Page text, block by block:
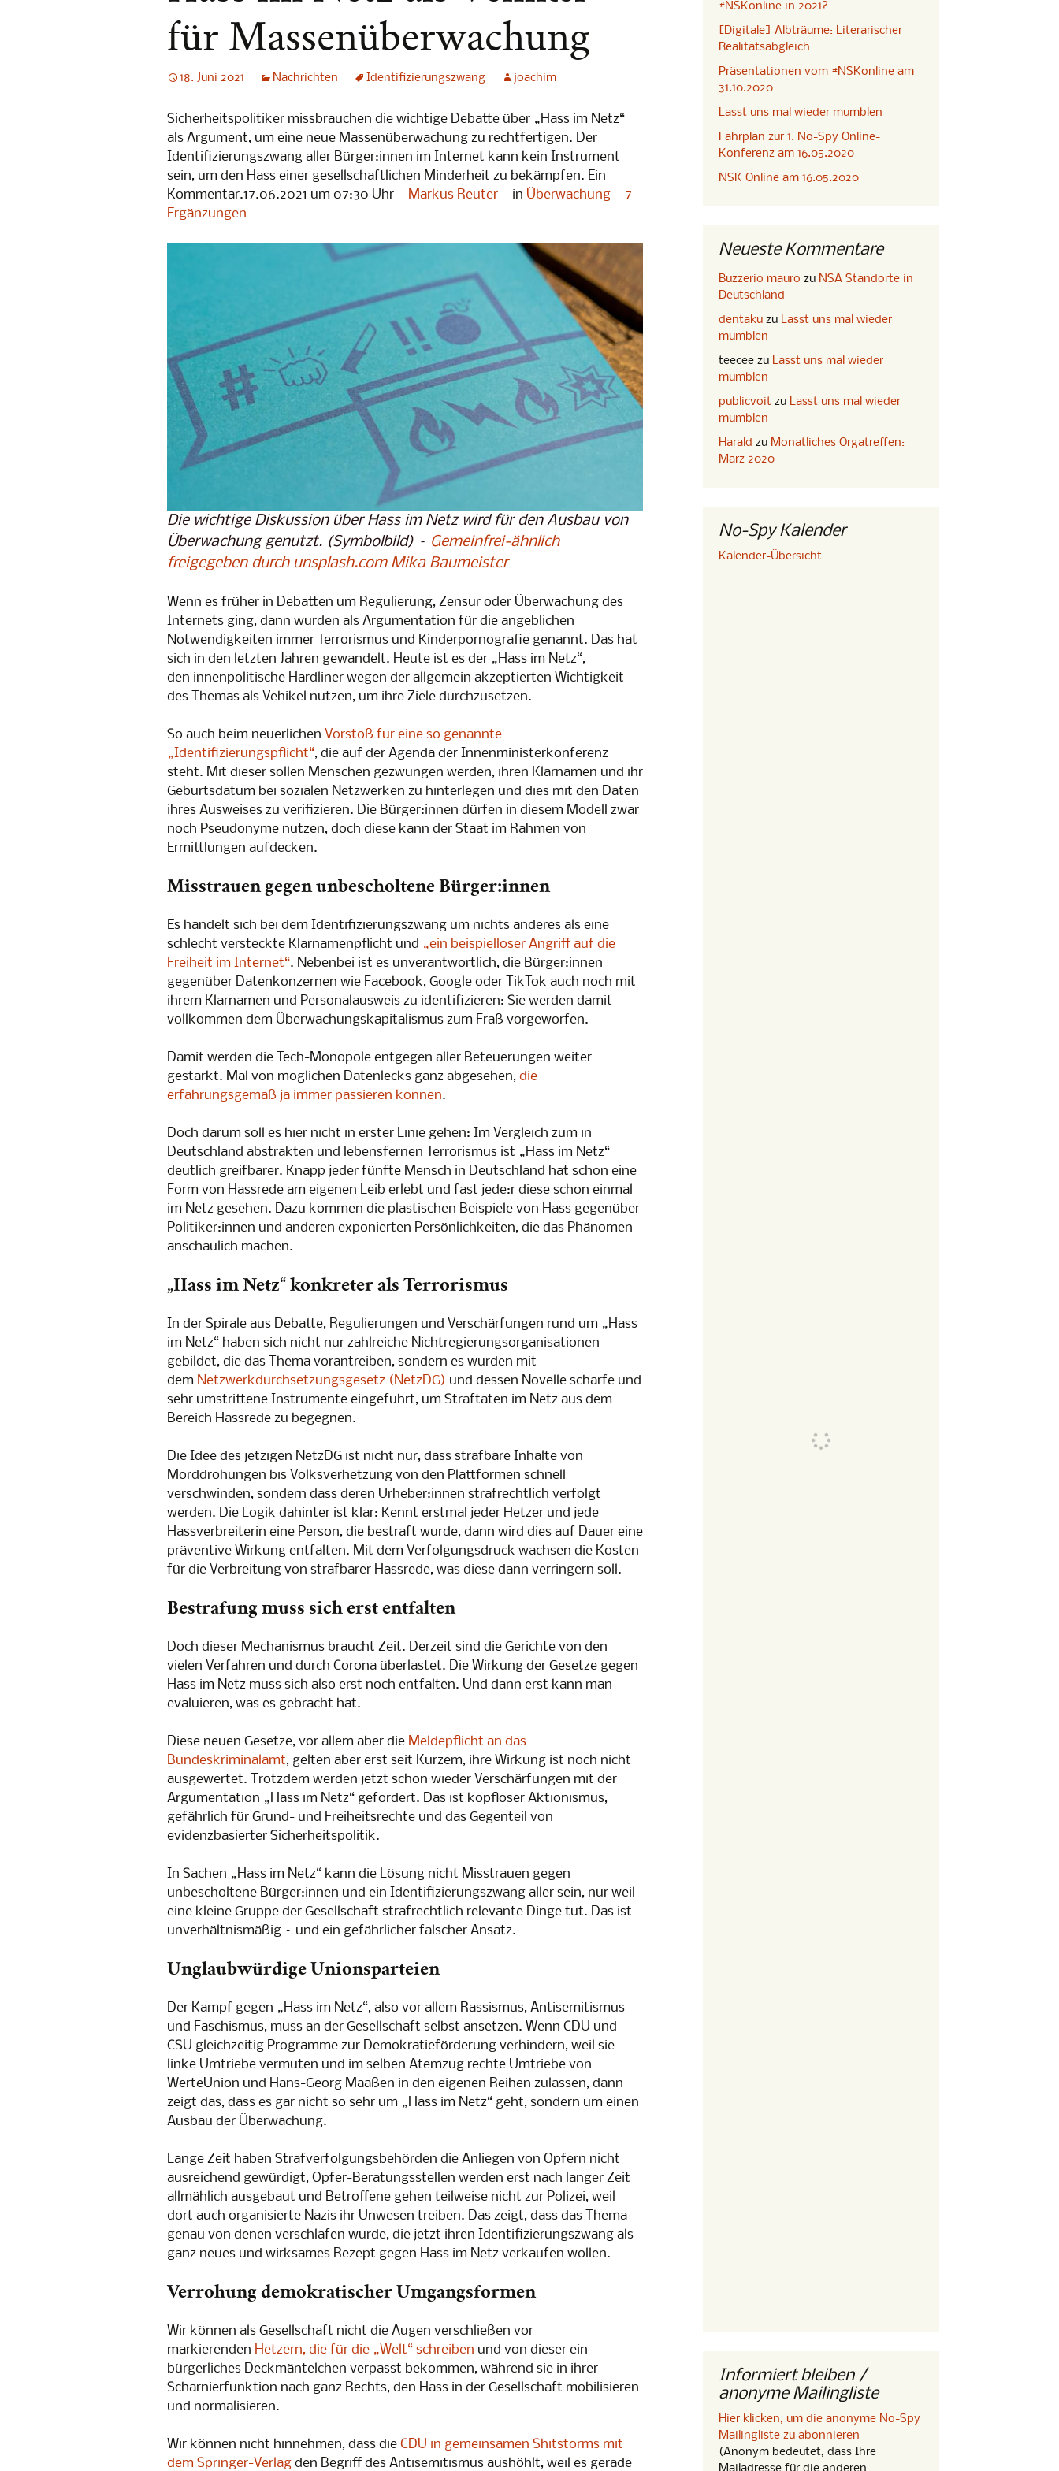
[Digitale] Albträume:
„Little Brother“
[Digitale] Albträume:
„1984“
5. No-Spy-Konferenz
Lesung: Grundrechte
gelten nicht im Weltall
4. No-Spy Konferenz
Überwachung
PrismCamp 2
Snowden-Lesung
gegen Überwachung
PrismCamp 1
für Massenüberwachung
18. Juni 2021 Nachrichten Identifizierungszwang joachim
Sicherheitspolitiker missbrauchen die wichtige Debatte über „Hass im Netz“
als Argument, um eine neue Massenüberwachung zu rechtfertigen. Der
Identifizierungszwang aller Bürger:innen im Internet kann kein Instrument
sein, um den Hass einer gesellschaftlichen Minderheit zu bekämpfen. Ein
Kommentar.17.06.2021 um 07:30 Uhr – Markus Reuter – in Überwachung – 7
Ergänzungen
Die wichtige Diskussion über Hass im Netz wird für den Ausbau von
Überwachung genutzt. (Symbolbild) – Gemeinfrei-ähnlich
freigegeben durch unsplash.com Mika Baumeister
Wenn es früher in Debatten um Regulierung, Zensur oder Überwachung des
Internets ging, dann wurden als Argumentation für die angeblichen
Notwendigkeiten immer Terrorismus und Kinderpornografie genannt. Das hat
sich in den letzten Jahren gewandelt. Heute ist es der „Hass im Netz“,
den innenpolitische Hardliner wegen der allgemein akzeptierten Wichtigkeit
des Themas als Vehikel nutzen, um ihre Ziele durchzusetzen.
So auch beim neuerlichen Vorstoß für eine so genannte
„Identifizierungspflicht“, die auf der Agenda der Innenministerkonferenz
steht. Mit dieser sollen Menschen gezwungen werden, ihren Klarnamen und ihr
Geburtsdatum bei sozialen Netzwerken zu hinterlegen und dies mit den Daten
ihres Ausweises zu verifizieren. Die Bürger:innen dürfen in diesem Modell zwar
noch Pseudonyme nutzen, doch diese kann der Staat im Rahmen von
Ermittlungen aufdecken.
Misstrauen gegen unbescholtene Bürger:innen
Es handelt sich bei dem Identifizierungszwang um nichts anderes als eine
schlecht versteckte Klarnamenpflicht und „ein beispielloser Angriff auf die
Freiheit im Internet“. Nebenbei ist es unverantwortlich, die Bürger:innen
gegenüber Datenkonzernen wie Facebook, Google oder TikTok auch noch mit
ihrem Klarnamen und Personalausweis zu identifizieren: Sie werden damit
vollkommen dem Überwachungskapitalismus zum Fraß vorgeworfen.
Damit werden die Tech-Monopole entgegen aller Beteuerungen weiter
gestärkt. Mal von möglichen Datenlecks ganz abgesehen, die
erfahrungsgemäß ja immer passieren können.
Doch darum soll es hier nicht in erster Linie gehen: Im Vergleich zum in
Deutschland abstrakten und lebensfernen Terrorismus ist „Hass im Netz“
deutlich greifbarer. Knapp jeder fünfte Mensch in Deutschland hat schon eine
Form von Hassrede am eigenen Leib erlebt und fast jede:r diese schon einmal
im Netz gesehen. Dazu kommen die plastischen Beispiele von Hass gegenüber
Politiker:innen und anderen exponierten Persönlichkeiten, die das Phänomen
anschaulich machen.
„Hass im Netz“ konkreter als Terrorismus
In der Spirale aus Debatte, Regulierungen und Verschärfungen rund um „Hass
im Netz“ haben sich nicht nur zahlreiche Nichtregierungsorganisationen
gebildet, die das Thema vorantreiben, sondern es wurden mit
dem Netzwerkdurchsetzungsgesetz (NetzDG) und dessen Novelle scharfe und
sehr umstrittene Instrumente eingeführt, um Straftaten im Netz aus dem
Bereich Hassrede zu begegnen.
Die Idee des jetzigen NetzDG ist nicht nur, dass strafbare Inhalte von
Morddrohungen bis Volksverhetzung von den Plattformen schnell
verschwinden, sondern dass deren Urheber:innen strafrechtlich verfolgt
werden. Die Logik dahinter ist klar: Kennt erstmal jeder Hetzer und jede
Hassverbreiterin eine Person, die bestraft wurde, dann wird dies auf Dauer eine
präventive Wirkung entfalten. Mit dem Verfolgungsdruck wachsen die Kosten
für die Verbreitung von strafbarer Hassrede, was diese dann verringern soll.
Bestrafung muss sich erst entfalten
Doch dieser Mechanismus braucht Zeit. Derzeit sind die Gerichte von den
vielen Verfahren und durch Corona überlastet. Die Wirkung der Gesetze gegen
Hass im Netz muss sich also erst noch entfalten. Und dann erst kann man
evaluieren, was es gebracht hat.
Diese neuen Gesetze, vor allem aber die Meldepflicht an das
Bundeskriminalamt, gelten aber erst seit Kurzem, ihre Wirkung ist noch nicht
ausgewertet. Trotzdem werden jetzt schon wieder Verschärfungen mit der
Argumentation „Hass im Netz“ gefordert. Das ist kopfloser Aktionismus,
gefährlich für Grund- und Freiheitsrechte und das Gegenteil von
evidenzbasierter Sicherheitspolitik.
In Sachen „Hass im Netz“ kann die Lösung nicht Misstrauen gegen
unbescholtene Bürger:innen und ein Identifizierungszwang aller sein, nur weil
eine kleine Gruppe der Gesellschaft strafrechtlich relevante Dinge tut. Das ist
unverhältnismäßig – und ein gefährlicher falscher Ansatz.
Unglaubwürdige Unionsparteien
Der Kampf gegen „Hass im Netz“, also vor allem Rassismus, Antisemitismus
und Faschismus, muss an der Gesellschaft selbst ansetzen. Wenn CDU und
CSU gleichzeitig Programme zur Demokratieförderung verhindern, weil sie
linke Umtriebe vermuten und im selben Atemzug rechte Umtriebe von
WerteUnion und Hans-Georg Maaßen in den eigenen Reihen zulassen, dann
zeigt das, dass es gar nicht so sehr um „Hass im Netz“ geht, sondern um einen
Ausbau der Überwachung.
Lange Zeit haben Strafverfolgungsbehörden die Anliegen von Opfern nicht
ausreichend gewürdigt, Opfer-Beratungsstellen werden erst nach langer Zeit
allmählich ausgebaut und Betroffene gehen teilweise nicht zur Polizei, weil
dort auch organisierte Nazis ihr Unwesen treiben. Das zeigt, dass das Thema
genau von denen verschlafen wurde, die jetzt ihren Identifizierungszwang als
ganz neues und wirksames Rezept gegen Hass im Netz verkaufen wollen.
Verrohung demokratischer Umgangsformen
Wir können als Gesellschaft nicht die Augen verschließen vor
markierenden Hetzern, die für die „Welt“ schreiben und von dieser ein
bürgerliches Deckmäntelchen verpasst bekommen, während sie in ihrer
Scharnierfunktion nach ganz Rechts, den Hass in der Gesellschaft mobilisieren
und normalisieren.
Wir können nicht hinnehmen, dass die CDU in gemeinsamen Shitstorms mit
dem Springer-Verlag den Begriff des Antisemitismus aushöhlt, weil es gerade
#NSKonline in 2021?
[Digitale] Albträume: Literarischer
Realitätsabgleich
Präsentationen vom #NSKonline am
31.10.2020
Lasst uns mal wieder mumblen
Fahrplan zur 1. No-Spy Online-
Konferenz am 16.05.2020
NSK Online am 16.05.2020
Neueste Kommentare
Buzzerio mauro zu NSA Standorte in
Deutschland
dentaku zu Lasst uns mal wieder
mumblen
teecee zu Lasst uns mal wieder
mumblen
publicvoit zu Lasst uns mal wieder
mumblen
Harald zu Monatliches Orgatreffen:
März 2020
No-Spy Kalender
Kalender-Übersicht
Informiert bleiben /
anonyme Mailingliste
Hier klicken, um die anonyme No-Spy
Mailingliste zu abonnieren
(Anonym bedeutet, dass Ihre
Mailadresse für die anderen